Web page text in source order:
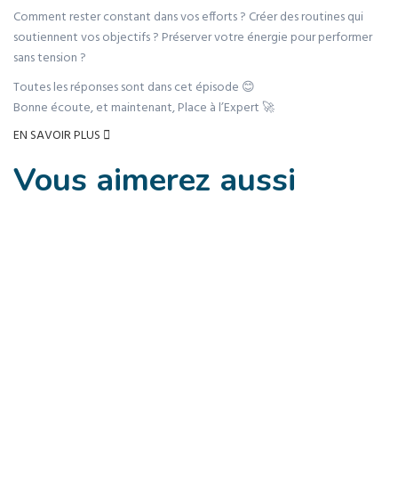
Comment rester constant dans vos efforts ? Créer des routines qui
soutiennent vos objectifs ? Préserver votre énergie pour performer
sans tension ?
Toutes les réponses sont dans cet épisode 😊
Bonne écoute, et maintenant, Place à l’Expert 🚀
EN SAVOIR PLUS
Vous aimerez aussi